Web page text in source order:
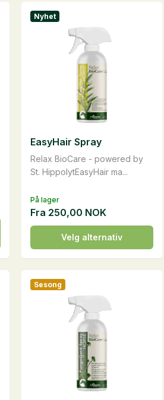
På lager
Nyhet
Relax BioCare - powered by
St. HippolytEasyHair ma...
EasyHair Spray
Fra 250,00 NOK
Velg alternativ
Dette
produktet
har
flere
varianter.
Alternativene
produktsiden
Sesong